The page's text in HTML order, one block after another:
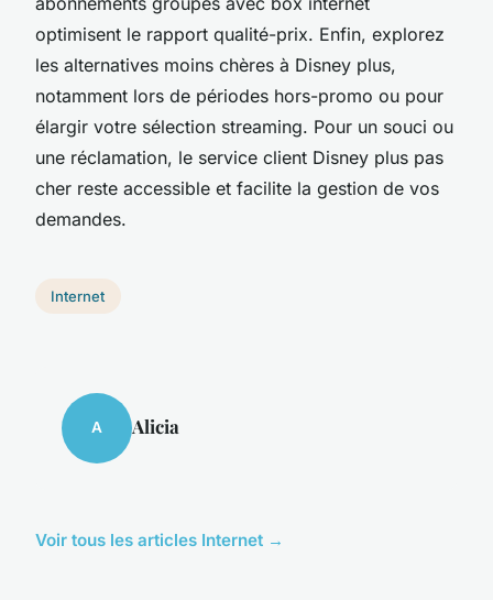
optimisent le rapport qualité-prix. Enfin, explorez
les alternatives moins chères à Disney plus,
notamment lors de périodes hors-promo ou pour
élargir votre sélection streaming. Pour un souci ou
une réclamation, le service client Disney plus pas
cher reste accessible et facilite la gestion de vos
demandes.
Internet
A Alicia
Voir tous les articles Internet →